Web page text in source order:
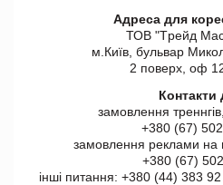
Адреса для
ТОВ "Tрейд
м.Київ, бульвар
2 поверх, оф
Контакти
замовлення
+380 (67)
замовлення реклами на
+380 (67)
інші питання: +380 (44) 383